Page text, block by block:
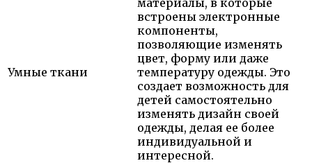
Умные ткани
встроены электронные
компоненты,
позволяющие изменять
цвет, форму или даже
температуру одежды. Это
создает возможность для
детей самостоятельно
изменять дизайн своей
одежды, делая ее более
индивидуальной и
интересной.